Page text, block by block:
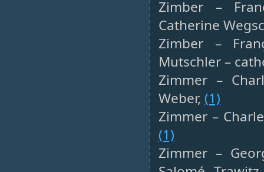
Zimber –
Catherine
Zimber –
Mutschler –
Zimmer –
Weber, (1)
Zimmer –
(1)
Zimmer –